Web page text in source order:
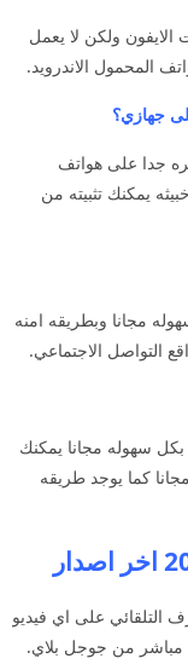
ولكن لا يعمل
المحمول الاندرويد.
جهازي؟
جدا على هواتف
يمكنك تثبيته من
مجانا وبطريقه امنه
التواصل الاجتماعي.
سهوله مجانا يمكنك
كما يوجد طريقه
التلقائي على اي فيديو
مباشر من جوجل بلاي.